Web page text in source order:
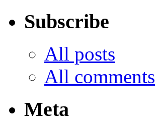
Subscribe
All posts
All comments
Meta